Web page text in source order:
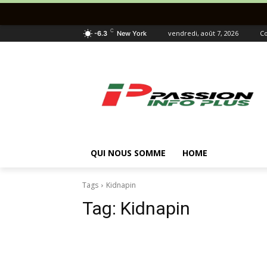
-6.3 C New York vendredi, août 7, 2026
QUI NOUS SOMME HOME
Tags Kidnapin
Tag: Kidnapin